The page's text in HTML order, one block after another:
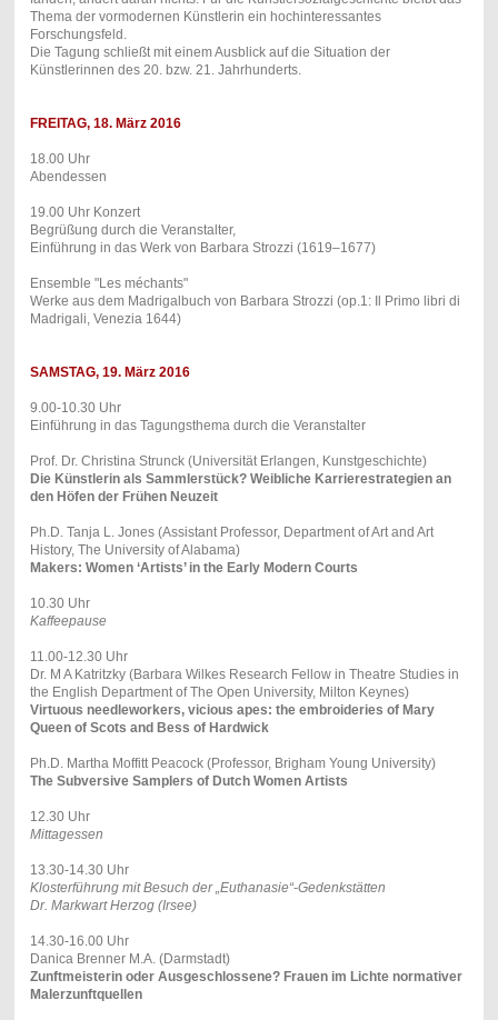
Thema der vormodernen Künstlerin ein hochinteressantes
Forschungsfeld.
Die Tagung schließt mit einem Ausblick auf die Situation der
Künstlerinnen des 20. bzw. 21. Jahrhunderts.
FREITAG, 18. März 2016
18.00 Uhr
Abendessen
19.00 Uhr Konzert
Begrüßung durch die Veranstalter,
Einführung in das Werk von Barbara Strozzi (1619–1677)
Ensemble "Les méchants"
Werke aus dem Madrigalbuch von Barbara Strozzi (op.1: Il Primo libri di
Madrigali, Venezia 1644)
SAMSTAG, 19. März 2016
9.00-10.30 Uhr
Einführung in das Tagungsthema durch die Veranstalter
Prof. Dr. Christina Strunck (Universität Erlangen, Kunstgeschichte)
Die Künstlerin als Sammlerstück? Weibliche Karrierestrategien an
den Höfen der Frühen Neuzeit
Ph.D. Tanja L. Jones (Assistant Professor, Department of Art and Art
History, The University of Alabama)
Makers: Women ‘Artists’ in the Early Modern Courts
10.30 Uhr
Kaffeepause
11.00-12.30 Uhr
Dr. M A Katritzky (Barbara Wilkes Research Fellow in Theatre Studies in
the English Department of The Open University, Milton Keynes)
Virtuous needleworkers, vicious apes: the embroideries of Mary
Queen of Scots and Bess of Hardwick
Ph.D. Martha Moffitt Peacock (Professor, Brigham Young University)
The Subversive Samplers of Dutch Women Artists
12.30 Uhr
Mittagessen
13.30-14.30 Uhr
Klosterführung mit Besuch der „Euthanasie“-Gedenkstätten
Dr. Markwart Herzog (Irsee)
14.30-16.00 Uhr
Danica Brenner M.A. (Darmstadt)
Zunftmeisterin oder Ausgeschlossene? Frauen im Lichte normativer
Malerzunftquellen